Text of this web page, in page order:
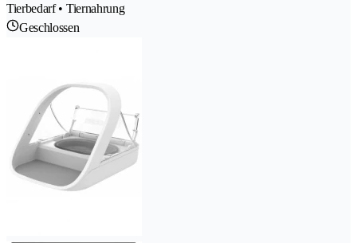
Tierbedarf • Tiernahrung
Geschlossen